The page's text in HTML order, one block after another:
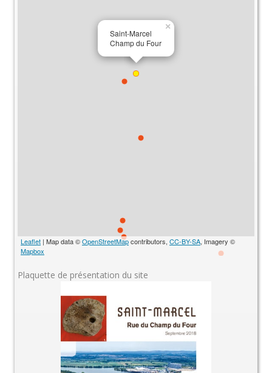
Saint-Marcel
Champ du Four
×
Leaflet | Map data ©OpenStreetMapcontributors, CC-BY-SA, Imagery ©
Mapbox
Plaquette de présentation du site